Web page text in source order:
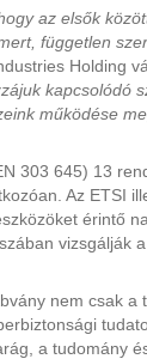
az elsők
független
Holding
kapcsolódó
működése
303 645) 13
Az ETSI
érintő
vizsgálják
nem csak
a tudomány